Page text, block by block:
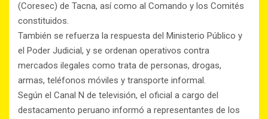
(Coresec) de Tacna, así como al Comando y los Comités
constituidos.
También se refuerza la respuesta del Ministerio Público y
el Poder Judicial, y se ordenan operativos contra
mercados ilegales como trata de personas, drogas,
armas, teléfonos móviles y transporte informal.
Según el Canal N de televisión, el oficial a cargo del
destacamento peruano informó a representantes de los